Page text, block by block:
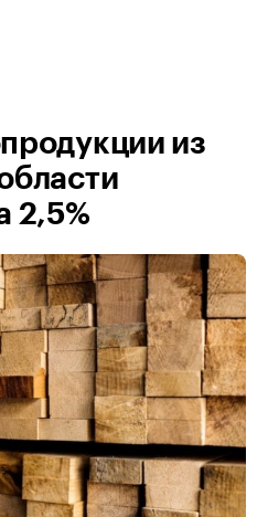
из
2,5%